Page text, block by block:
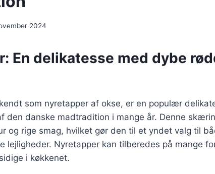
2024
En delikatesse med dybe
som nyretapper af okse, er en populær
den danske madtradition i mange år. Denne
og rige smag, hvilket gør den til et yndet valg til
lejligheder. Nyretapper kan tilberedes på mange
i køkkenet.